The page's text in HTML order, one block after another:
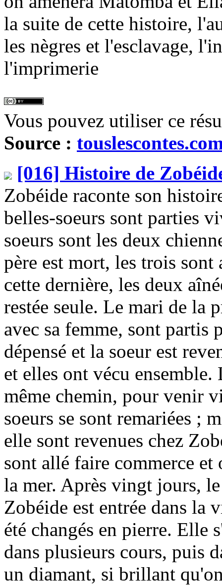
la suite de cette histoire,
les nègres et l'esclavage,
l'imprimerie
Vous pouvez utiliser ce
Source :
[016] Histoire de
Zobéide raconte son
belles-soeurs sont parties
soeurs sont les deux
père est mort, les trois
cette dernière, les deux
restée seule. Le mari de la
avec sa femme, sont
dépensé et la soeur est
et elles ont vécu
même chemin, pour venir
soeurs se sont remariées ;
elle sont revenues chez
sont allé faire commerce
la mer. Après vingt jours,
Zobéide est entrée dans la
été changés en pierre. Elle
dans plusieurs cours, puis
un diamant, si brillant